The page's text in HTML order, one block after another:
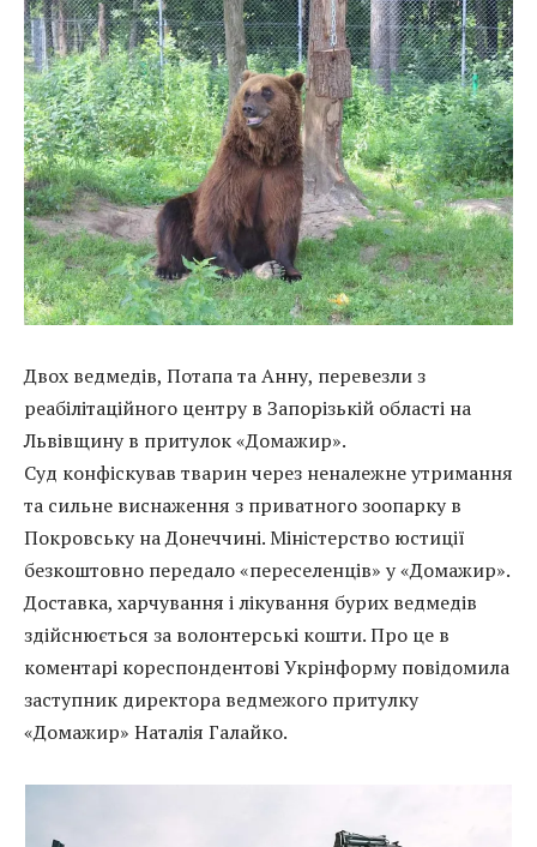
Двох ведмедів, Потапа та Анну, перевезли з
реабілітаційного центру в Запорізькій області на
Львівщину в притулок «Домажир».
Суд конфіскував тварин через неналежне утримання
та сильне виснаження з приватного зоопарку в
Покровську на Донеччині. Міністерство юстиції
безкоштовно передало «переселенців» у «Домажир».
Доставка, харчування і лікування бурих ведмедів
здійснюється за волонтерські кошти. Про це в
коментарі кореспондентові Укрінформу повідомила
заступник директора ведмежого притулку
«Домажир» Наталія Галайко.